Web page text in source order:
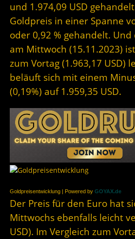
und 1.974,09 USD
Goldpreis in einer Spanne
oder 0,92 % gehandelt.
am Mittwoch (15.11.2023)
zum Vortag (1.963,17 USD)
beläuft sich mit einem
(0,19%) auf 1.959,35 USD.
Goldpreisentwicklung | Powered by GOYAX.de
Der Preis für den Euro hat
Mittwochs ebenfalls leicht
USD). Im Vergleich zum